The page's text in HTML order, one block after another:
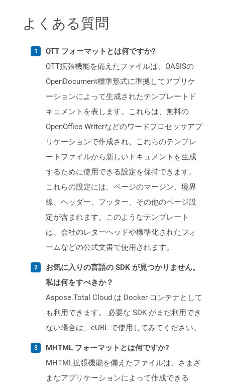
よくある質問
OTT フォーマットとは何ですか?
OTT拡張機能を備えたファイルは、OASISの
OpenDocument標準形式に準拠してアプリケ
ーションによって生成されたテンプレートド
キュメントを表します。これらは、無料の
OpenOffice Writerなどのワードプロセッサアプ
リケーションで作成され、これらのテンプレ
ートファイルから新しいドキュメントを生成
するために使用できる設定を保持できます。
これらの設定には、ページのマージン、境界
線、ヘッダー、フッター、その他のページ設
定が含まれます。このようなテンプレート
は、会社のレターヘッドや標準化されたフォ
ームなどの公式文書で使用されます。
お気に入りの言語の SDK が見つかりません。
私は何をすべきか？
Aspose.Total Cloud は Docker コンテナとして
も利用できます。 必要な SDK がまだ利用でき
ない場合は、cURL で使用してみてください。
MHTML フォーマットとは何ですか?
MHTML拡張機能を備えたファイルは、さまざ
まなアプリケーションによって作成できる